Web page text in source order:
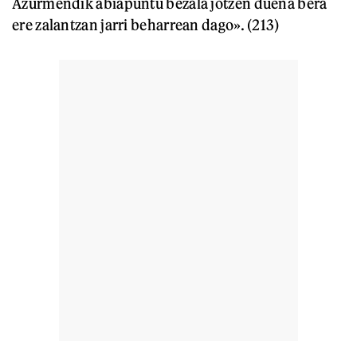
ere zalantzan jarri beharrean dago». (213)